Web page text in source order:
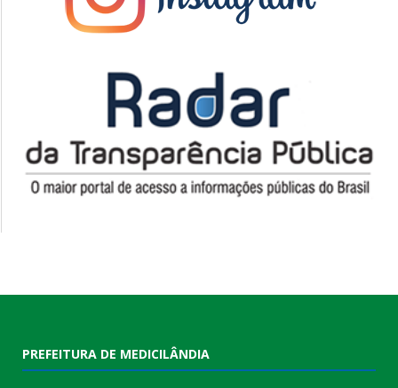
PREFEITURA DE MEDICILÂNDIA